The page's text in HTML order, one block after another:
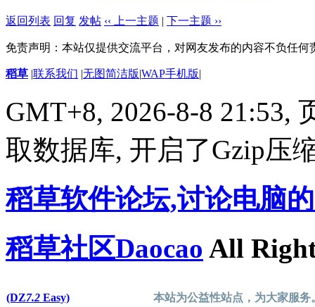
返回列表 回复 发帖 ‹‹ 上一主题 | 下一主题 ››
免责声明：本站仅提供交流平台，对网友发布的内容不负任
稻草 |联系我们 |无图简洁版|WAP手机版|
GMT+8, 2026-8-8 21:53,
取数据库, 开启了Gzip压
稻草软件论坛,讨论电脑
稻草社区Daocao All
(DZ7.2 Easy) 本站为公益性站点，为大家服